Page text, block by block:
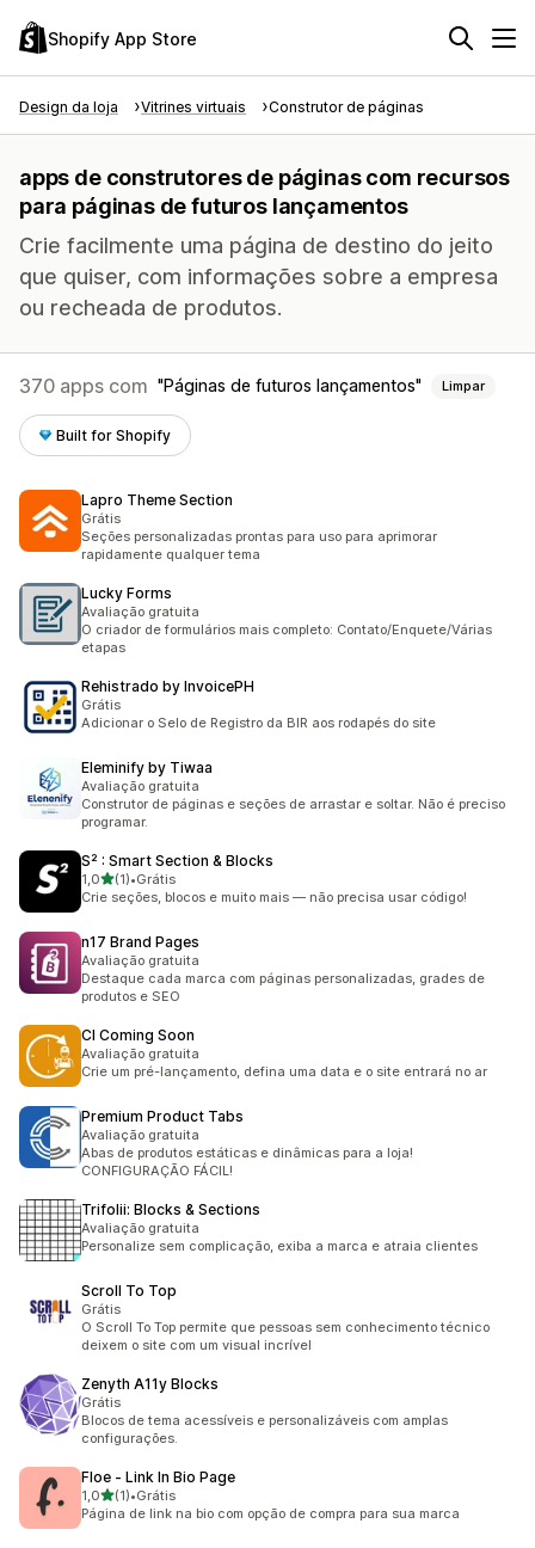
Shopify App Store
Design da loja Vitrines virtuais Construtor de páginas
apps de construtores de páginas com recursos
para páginas de futuros lançamentos
Crie facilmente uma página de destino do jeito
que quiser, com informações sobre a empresa
ou recheada de produtos.
370 apps com Páginas de futuros lançamentos Limpar
Built for Shopify
Lapro Theme Section
Grátis
Seções personalizadas prontas para uso para aprimorar
rapidamente qualquer tema
Lucky Forms
Avaliação gratuita
O criador de formulários mais completo: Contato/Enquete/Várias
etapas
Rehistrado by InvoicePH
Grátis
Adicionar o Selo de Registro da BIR aos rodapés do site
Eleminify by Tiwaa
Avaliação gratuita
Construtor de páginas e seções de arrastar e soltar. Não é preciso
programar.
S² : Smart Section & Blocks
1,0de 5 estrelas
(1)
1 avaliações ao todo
•Grátis
Crie seções, blocos e muito mais — não precisa usar código!
n17 Brand Pages
Avaliação gratuita
Destaque cada marca com páginas personalizadas, grades de
produtos e SEO
CI Coming Soon
Avaliação gratuita
Crie um pré-lançamento, defina uma data e o site entrará no ar
Premium Product Tabs
Avaliação gratuita
Abas de produtos estáticas e dinâmicas para a loja!
CONFIGURAÇÃO FÁCIL!
Trifolii: Blocks & Sections
Avaliação gratuita
Personalize sem complicação, exiba a marca e atraia clientes
Scroll To Top
Grátis
O Scroll To Top permite que pessoas sem conhecimento técnico
deixem o site com um visual incrível
Zenyth A11y Blocks
Grátis
Blocos de tema acessíveis e personalizáveis com amplas
configurações.
Floe ‑ Link In Bio Page
1,0de 5 estrelas
(1)
1 avaliações ao todo
•Grátis
Página de link na bio com opção de compra para sua marca